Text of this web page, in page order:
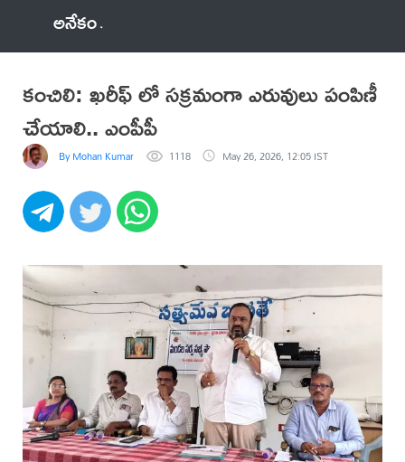
అనేకం
కంచిలి: ఖరీఫ్ లో సక్రమంగా ఎరువులు పంపిణీ
చేయాలి.. ఎంపీపీ
By Mohan Kumar 1118 May 26, 2026, 12:05 IST